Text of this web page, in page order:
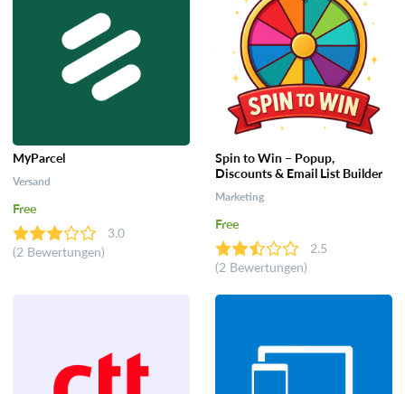
MyParcel
Versand
Free
3.0
(2 Bewertungen)
Spin to Win – Popup,
Discounts & Email List Builder
Marketing
Free
2.5
(2 Bewertungen)